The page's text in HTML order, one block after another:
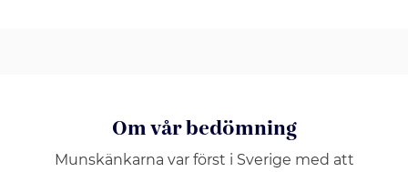
Om vår bedömning
Munskänkarna var först i Sverige med att